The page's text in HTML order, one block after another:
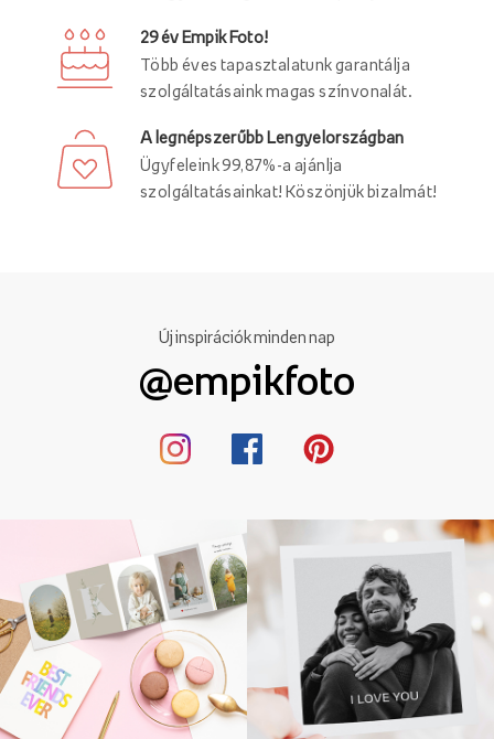
29 év Empik Foto!
Több éves tapasztalatunk garantálja
szolgáltatásaink magas színvonalát.
A legnépszerűbb Lengyelországban
Ügyfeleink 99,87%-a ajánlja
szolgáltatásainkat! Köszönjük bizalmát!
Új inspirációk minden nap
@empikfoto